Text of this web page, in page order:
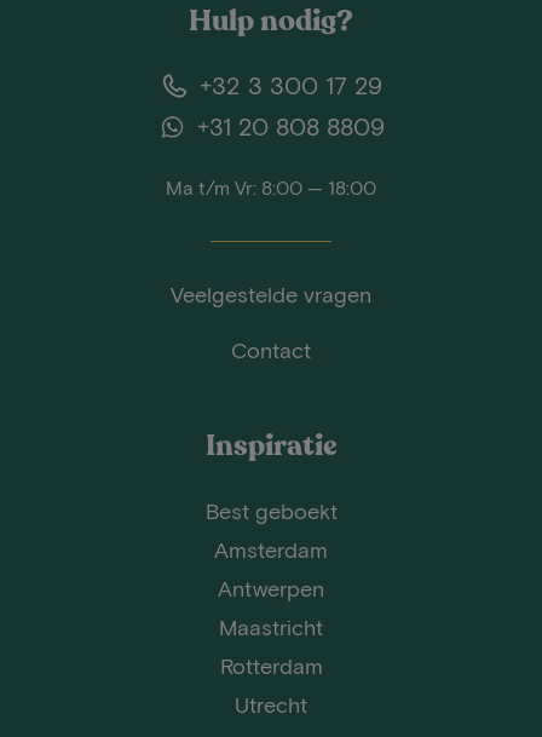
Hulp nodig?
+32 3 300 17 29
+31 20 808 8809
Ma t/m Vr: 8:00 — 18:00
Veelgestelde vragen
Contact
Inspiratie
Best geboekt
Amsterdam
Antwerpen
Maastricht
Rotterdam
Utrecht